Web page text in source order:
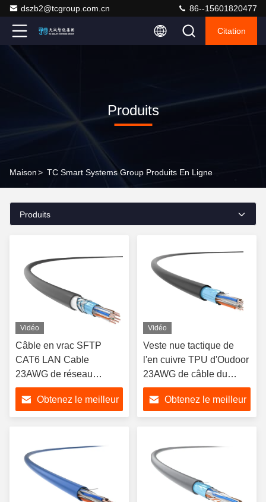
dszb2@tcgroup.com.cn 86--15601820477
Citation
Produits
Maison> TC Smart Systems Group Produits En Ligne
Produits
Vidéo
Câble en vrac SFTP
CAT6 LAN Cable
23AWG de réseau
puisque LSZH lié croisé
Obtenez le meilleur
Vidéo
Veste nue tactique de
l'en cuivre TPU d'Oudoor
23AWG de câble du
câble Cat6 de réseau
Obtenez le meilleur